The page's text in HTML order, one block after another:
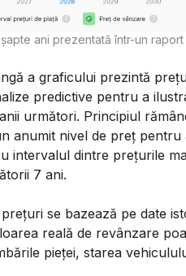
ani prezentată într-un raport
a graficului prezintă
predictive pentru a
următori. Principiul
anumit nivel de preț
intervalul dintre prețurile
7 ani.
se bazează pe date
reală de revânzare
pieței, starea